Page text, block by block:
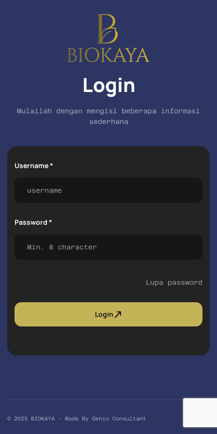
Login
Mulailah dengan mengisi beberapa informasi
sederhana
Username *
Password *
Lupa password
Login
© 2025 BIOKAYA - Made By Genio Consultant